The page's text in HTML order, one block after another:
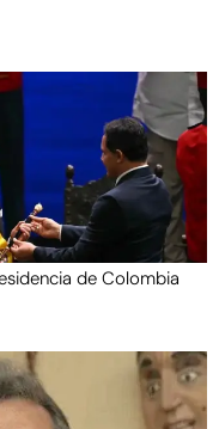
de Colombia